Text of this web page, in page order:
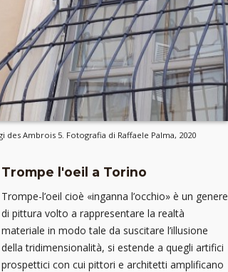
Ambrois 5. Fotografia di Raffaele Palma, 2020
Trompe l'oeil a Torino
Trompe-l’oeil cioè «inganna l’occhio» è un genere
di pittura volto a rappresentare la realtà
materiale in modo tale da suscitare l’illusione
della tridimensionalità, si estende a quegli artifici
prospettici con cui pittori e architetti amplificano